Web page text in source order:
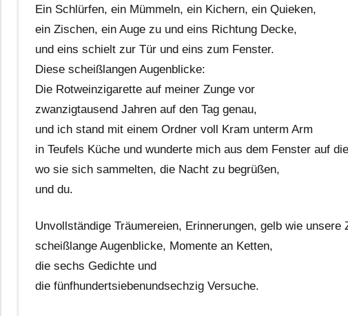
Ein Schlürfen, ein Mümmeln, ein Kichern, ein Quieken,
ein Zischen, ein Auge zu und eins Richtung Decke,
und eins schielt zur Tür und eins zum Fenster.
Diese scheißlangen Augenblicke:
Die Rotweinzigarette auf meiner Zunge vor
zwanzigtausend Jahren auf den Tag genau,
und ich stand mit einem Ordner voll Kram unterm Arm
in Teufels Küche und wunderte mich aus dem Fenster auf
wo sie sich sammelten, die Nacht zu begrüßen,
und du.
Unvollständige Träumereien, Erinnerungen, gelb wie unsere
scheißlange Augenblicke, Momente an Ketten,
die sechs Gedichte und
die fünfhundertsiebenundsechzig Versuche.